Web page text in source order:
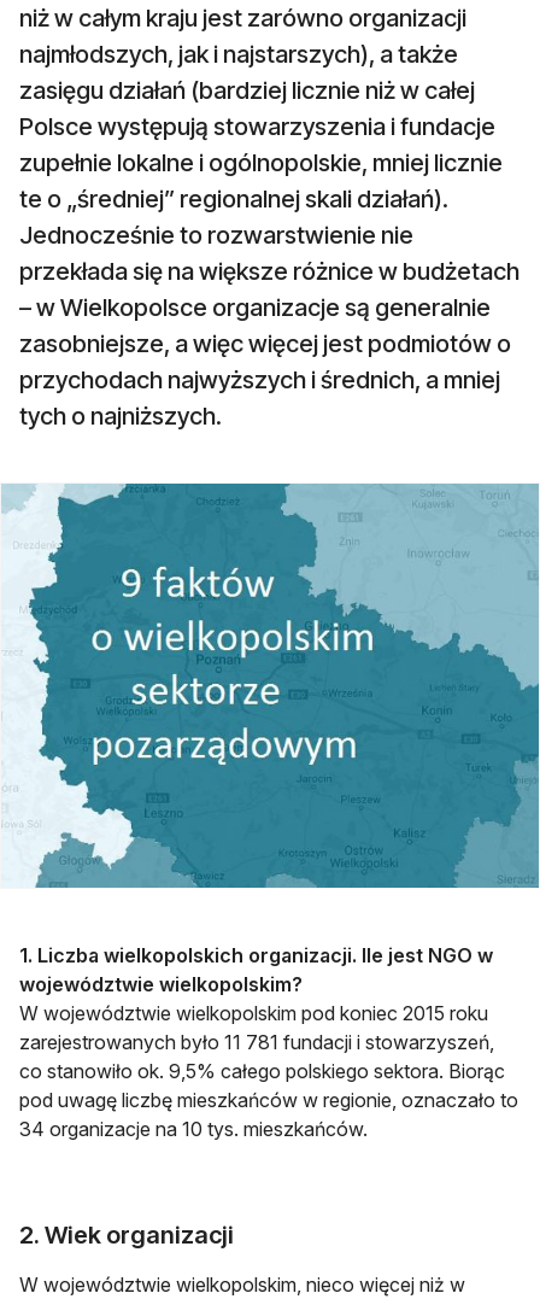
niż w całym kraju jest zarówno organizacji
najmłodszych, jak i najstarszych), a także
zasięgu działań (bardziej licznie niż w całej
Polsce występują stowarzyszenia i fundacje
zupełnie lokalne i ogólnopolskie, mniej licznie
te o „średniej” regionalnej skali działań).
Jednocześnie to rozwarstwienie nie
przekłada się na większe różnice w budżetach
– w Wielkopolsce organizacje są generalnie
zasobniejsze, a więc więcej jest podmiotów o
przychodach najwyższych i średnich, a mniej
tych o najniższych.
1. Liczba wielkopolskich organizacji. Ile jest NGO w
województwie wielkopolskim?
W województwie wielkopolskim pod koniec 2015 roku
zarejestrowanych było 11 781 fundacji i stowarzyszeń,
co stanowiło ok. 9,5% całego polskiego sektora. Biorąc
pod uwagę liczbę mieszkańców w regionie, oznaczało to
34 organizacje na 10 tys. mieszkańców.
2. Wiek organizacji
W województwie wielkopolskim, nieco więcej niż w